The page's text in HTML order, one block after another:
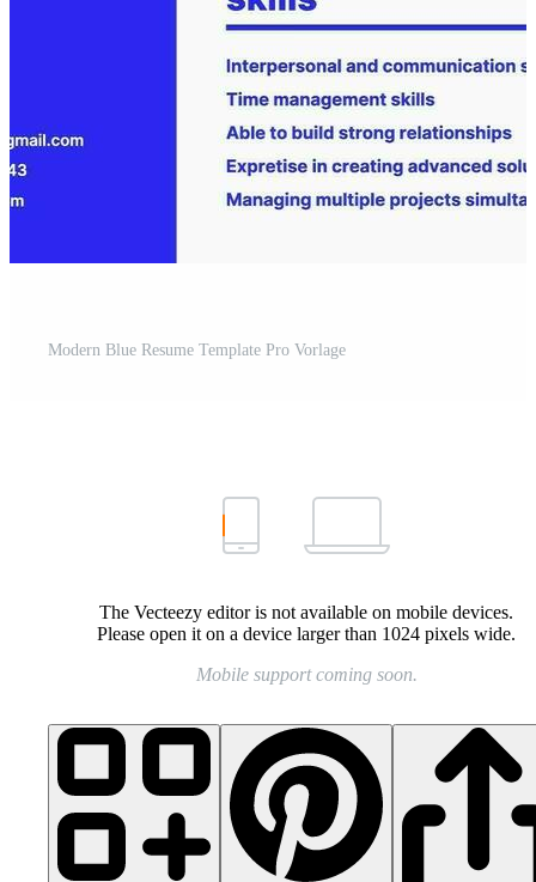
Modern Blue Resume Template Pro Vorlage
The Vecteezy editor is not available on mobile devices.
Please open it on a device larger than 1024 pixels wide.
Mobile support coming soon.